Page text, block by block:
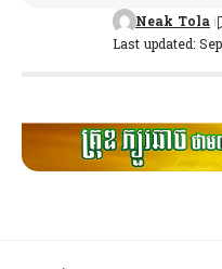
Last updated:
Neak Tola